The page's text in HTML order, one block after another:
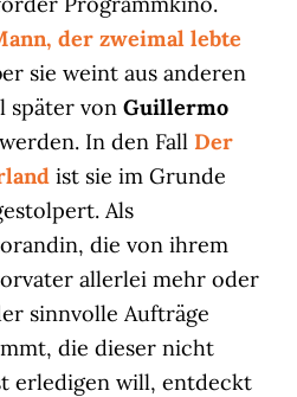
der zweimal lebte
sie weint aus anderen
später vonGuillermo
In den Fall Der
ist sie im Grunde
Als
die von ihrem
allerlei mehr oder
sinnvolle Aufträge
die dieser nicht
erledigen will, entdeckt